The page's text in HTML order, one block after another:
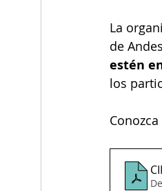
La
de
estén
los